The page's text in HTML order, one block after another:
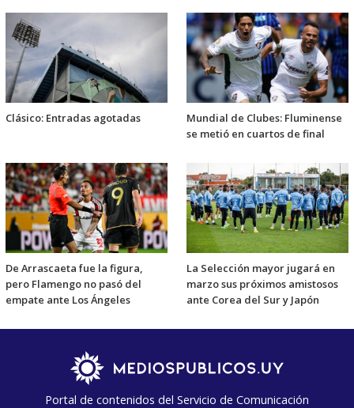
Clásico: Entradas agotadas
Mundial de Clubes: Fluminense
se metió en cuartos de final
De Arrascaeta fue la figura,
pero Flamengo no pasó del
empate ante Los Ángeles
La Selección mayor jugará en
marzo sus próximos amistosos
ante Corea del Sur y Japón
Portal de contenidos del Servicio de Comunicación